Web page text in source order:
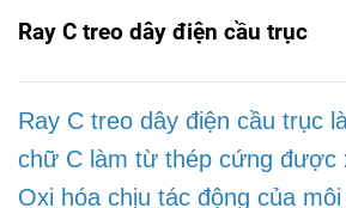
Ray C treo dây điện cầu trục
Ray C treo dây điện cầu trục
chữ C làm từ thép cứng được
Oxi hóa chịu tác động của